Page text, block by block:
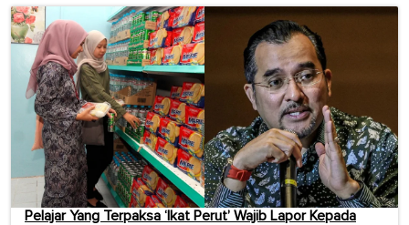
Pelajar Yang Terpaksa ‘Ikat Perut’ Wajib Lapor Kepada